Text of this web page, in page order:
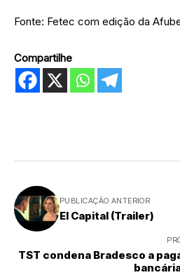
Fonte: Fetec com edição da
Compartilhe
PUBLICAÇÃO ANTERIOR
El Capital (Trailer)
TST condena Bradesco a